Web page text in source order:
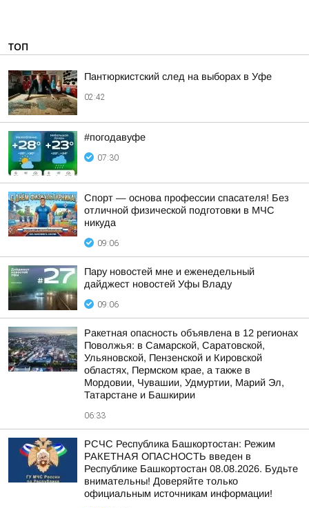
ТОП
Пантюркистский след на выборах в Уфе
02:42
#погодавуфе
07:30
Спорт — основа профессии спасателя! Без
отличной физической подготовки в МЧС
никуда
09:06
Пару новостей мне и еженедельный
дайджест новостей Уфы Владу
09:06
Ракетная опасность объявлена в 12 регионах
Поволжья: в Самарской, Саратовской,
Ульяновской, Пензенской и Кировской
областях, Пермском крае, а также в
Мордовии, Чувашии, Удмуртии, Марий Эл,
Татарстане и Башкирии
06:33
РСЧС Республика Башкортостан: Режим
РАКЕТНАЯ ОПАСНОСТЬ введен в
Республике Башкортостан 08.08.2026. Будьте
внимательны! Доверяйте только
официальным источникам информации!